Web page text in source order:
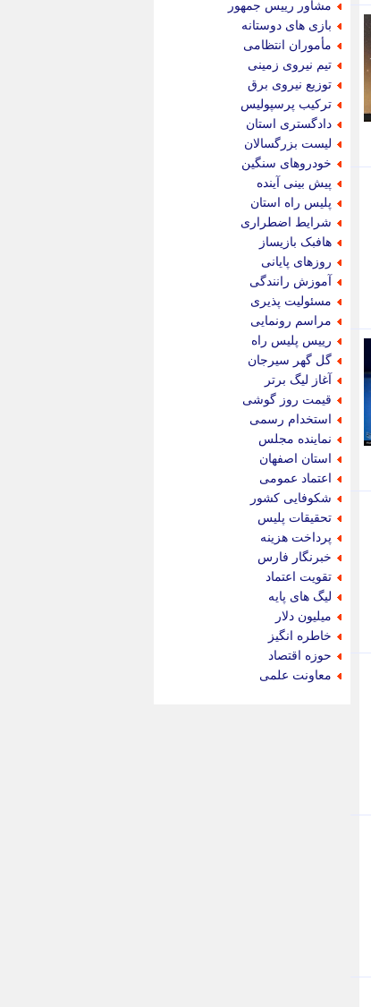
مشاور رییس جمهور
بازی های دوستانه
مأموران انتظامی
تیم نیروی زمینی
توزیع نیروی برق
ترکیب پرسپولیس
دادگستری استان
لیست بزرگسالان
خودروهای سنگین
پیش بینی آینده
پلیس راه استان
شرایط اضطراری
هافبک بازیساز
روزهای پایانی
آموزش رانندگی
مسئولیت پذیری
مراسم رونمایی
رییس پلیس راه
گل گهر سیرجان
آغاز لیگ برتر
قیمت روز گوشی
استخدام رسمی
نماینده مجلس
استان اصفهان
اعتماد عمومی
شکوفایی کشور
تحقیقات پلیس
پرداخت هزینه
خبرنگار فارس
تقویت اعتماد
لیگ های پایه
میلیون دلار
خاطره انگیز
حوزه اقتصاد
معاونت علمی